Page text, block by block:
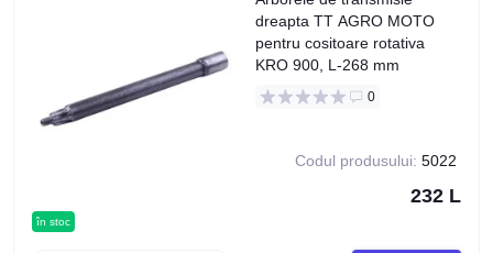
în stoc
dreapta TT AGRO MOTO
pentru cositoare rotativa
KRO 900, L-268 mm
0
Codul produsului: 5022
232 L